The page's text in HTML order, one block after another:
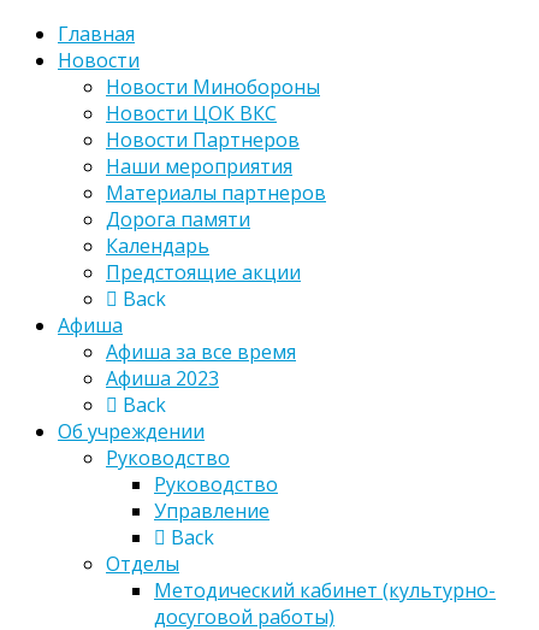
Главная
Новости
Новости Минобороны
Новости ЦОК ВКС
Новости Партнеров
Наши мероприятия
Материалы партнеров
Дорога памяти
Календарь
Предстоящие акции
Back
Афиша
Афиша за все время
Афиша 2023
Back
Об учреждении
Руководство
Руководство
Управление
Back
Отделы
Методический кабинет (культурно-
досуговой работы)